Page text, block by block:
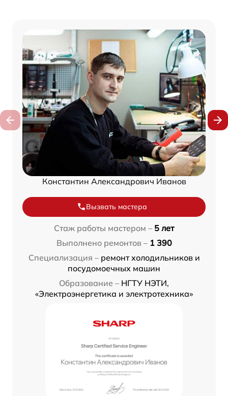
Константин Александрович Иванов
Вызвать мастера
Стаж работы мастером – 5 лет
Выполнено ремонтов – 1 390
Специализация – ремонт холодильников и
посудомоечных машин
Образование – НГТУ НЭТИ,
«Электроэнергетика и электротехника»